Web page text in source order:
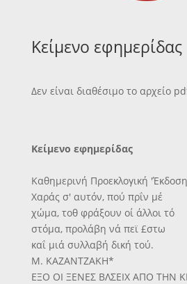
Κείμενο εφημερίδας
Δεν είναι διαθέσιμο το αρχείο
Κείμενο εφημερίδας
Καθημερινή Προεκλογική 'Έκδοση
Χαράς σ' αυτόν, πού πρΐν μέ
χώμα, τοθ φράξουν οί άλλοι τό
στόμα, προλάβη νά πεϊ £στω
καΐ μιά συλλαβή δική τού.
Μ. ΚΑΖΑΝΤΖΑΚΗ*
ΕΞΟ ΟΙ ΞΕΝΕΣ ΒΛΣΕΙΧ ΑΠΟ ΤΗΝ